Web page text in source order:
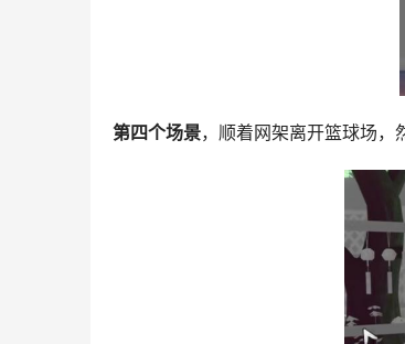
第四个场景，顺着网架离开篮球场，